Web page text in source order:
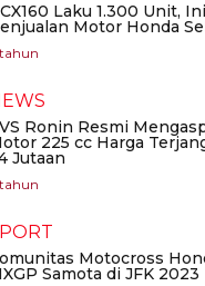
Laku 1.300 Unit,
Motor Honda
Ronin Resmi
225 cc Harga
Jutaan
Motocross
Samota di JFK 2023